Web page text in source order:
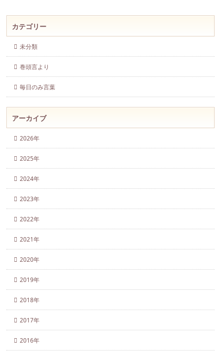
カテゴリー
未分類
巻頭言より
毎日のみ言葉
アーカイブ
2026年
2025年
2024年
2023年
2022年
2021年
2020年
2019年
2018年
2017年
2016年